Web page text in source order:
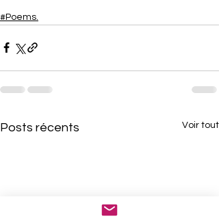
#Poems.
Posts récents Voir tout